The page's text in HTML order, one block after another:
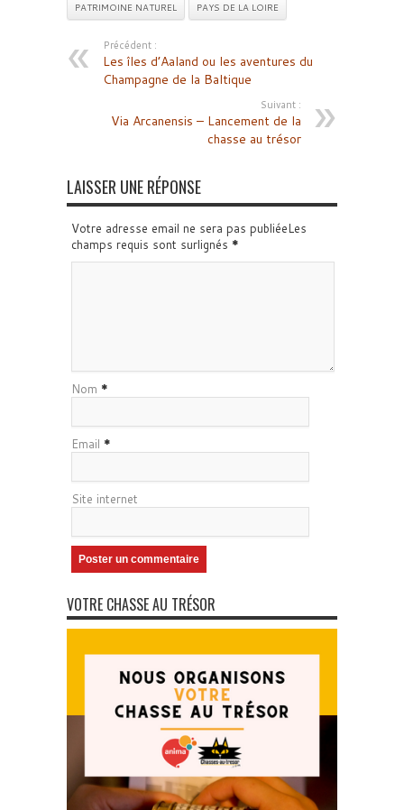
PATRIMOINE NATUREL
PAYS DE LA LOIRE
Précédent :
Les îles d’Aaland ou les aventures du
Champagne de la Baltique
Suivant :
Via Arcanensis – Lancement de la
chasse au trésor
LAISSER UNE RÉPONSE
Votre adresse email ne sera pas publiéeLes
champs requis sont surlignés *
Nom *
Email *
Site internet
VOTRE CHASSE AU TRÉSOR